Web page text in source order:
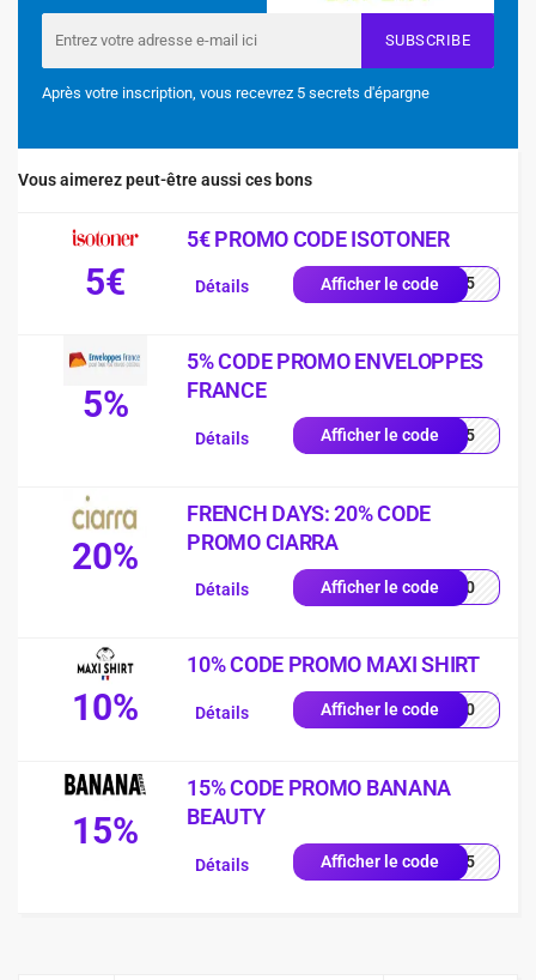
SUBSCRIBE
Après votre inscription, vous recevrez 5 secrets d'épargne
Vous aimerez peut-être aussi ces bons
5€
5€ PROMO CODE ISOTONER
Afficher le code2605
Détails
5%
5% CODE PROMO ENVELOPPES
FRANCE
Afficher le codeRST5
Détails
20%
FRENCH DAYS: 20% CODE
PROMO CIARRA
Afficher le codeFD20
Détails
10%
10% CODE PROMO MAXI SHIRT
Afficher le codeME10
Détails
15%
15% CODE PROMO BANANA
BEAUTY
Afficher le codeNA15
Détails